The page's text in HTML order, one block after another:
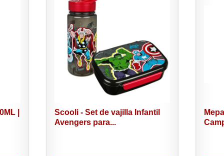
|
Scooli - Set de vajilla Infantil
Avengers para...